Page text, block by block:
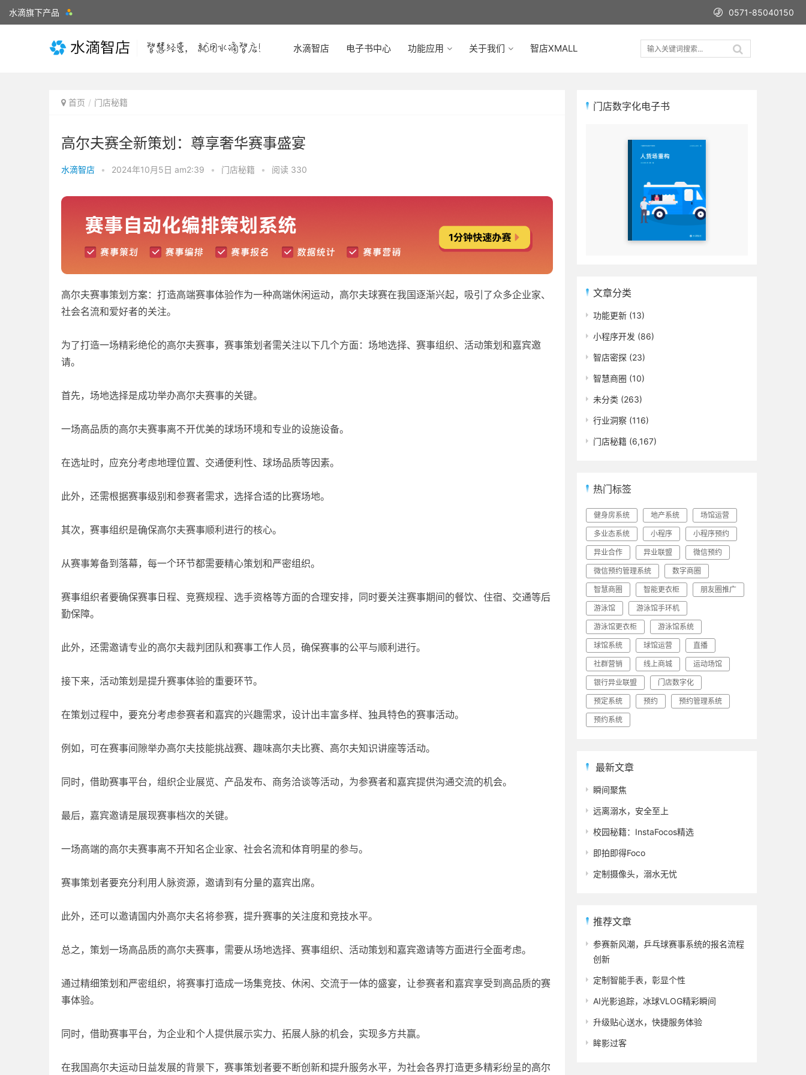
水滴旗下产品 0571-85040150
水滴智店 电子书中心 功能应用 关于我们 智店XMALL
首页 门店秘籍
高尔夫赛全新策划：尊享奢华赛事盛宴
水滴智店 • 2024年10月5日 am2:39 • 门店秘籍 • 阅读 330
高尔夫赛事策划方案：打造高端赛事体验作为一种高端休闲运动，高尔夫球赛在我国逐渐兴起，吸引了众多企业家、
社会名流和爱好者的关注。
为了打造一场精彩绝伦的高尔夫赛事，赛事策划者需关注以下几个方面：场地选择、赛事组织、活动策划和嘉宾邀
请。
首先，场地选择是成功举办高尔夫赛事的关键。
一场高品质的高尔夫赛事离不开优美的球场环境和专业的设施设备。
在选址时，应充分考虑地理位置、交通便利性、球场品质等因素。
此外，还需根据赛事级别和参赛者需求，选择合适的比赛场地。
其次，赛事组织是确保高尔夫赛事顺利进行的核心。
从赛事筹备到落幕，每一个环节都需要精心策划和严密组织。
赛事组织者要确保赛事日程、竞赛规程、选手资格等方面的合理安排，同时要关注赛事期间的餐饮、住宿、交通等后
勤保障。
此外，还需邀请专业的高尔夫裁判团队和赛事工作人员，确保赛事的公平与顺利进行。
接下来，活动策划是提升赛事体验的重要环节。
在策划过程中，要充分考虑参赛者和嘉宾的兴趣需求，设计出丰富多样、独具特色的赛事活动。
例如，可在赛事间隙举办高尔夫技能挑战赛、趣味高尔夫比赛、高尔夫知识讲座等活动。
同时，借助赛事平台，组织企业展览、产品发布、商务洽谈等活动，为参赛者和嘉宾提供沟通交流的机会。
最后，嘉宾邀请是展现赛事档次的关键。
一场高端的高尔夫赛事离不开知名企业家、社会名流和体育明星的参与。
赛事策划者要充分利用人脉资源，邀请到有分量的嘉宾出席。
此外，还可以邀请国内外高尔夫名将参赛，提升赛事的关注度和竞技水平。
总之，策划一场高品质的高尔夫赛事，需要从场地选择、赛事组织、活动策划和嘉宾邀请等方面进行全面考虑。
通过精细策划和严密组织，将赛事打造成一场集竞技、休闲、交流于一体的盛宴，让参赛者和嘉宾享受到高品质的赛
事体验。
同时，借助赛事平台，为企业和个人提供展示实力、拓展人脉的机会，实现多方共赢。
在我国高尔夫运动日益发展的背景下，赛事策划者要不断创新和提升服务水平，为社会各界打造更多精彩纷呈的高尔
门店数字化电子书
文章分类
功能更新 (13)
小程序开发 (86)
智店密探 (23)
智慧商圈 (10)
未分类 (263)
行业洞察 (116)
门店秘籍 (6,167)
热门标签
健身房系统 地产系统 场馆运营
多业态系统 小程序 小程序预约
异业合作 异业联盟 微信预约
微信预约管理系统 数字商圈
智慧商圈 智能更衣柜 朋友圈推广
游泳馆 游泳馆手环机
游泳馆更衣柜 游泳馆系统
球馆系统 球馆运营 直播
社群营销 线上商城 运动场馆
银行异业联盟 门店数字化
预定系统 预约 预约管理系统
预约系统
最新文章
瞬间聚焦
远离溺水，安全至上
校园秘籍：InstaFocos精选
即拍即得Foco
定制摄像头，溺水无忧
推荐文章
参赛新风潮，乒乓球赛事系统的报名流程
创新
定制智能手表，彰显个性
AI光影追踪，冰球VLOG精彩瞬间
升级贴心送水，快捷服务体验
眸影过客